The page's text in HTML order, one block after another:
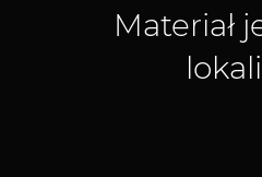
Materiał